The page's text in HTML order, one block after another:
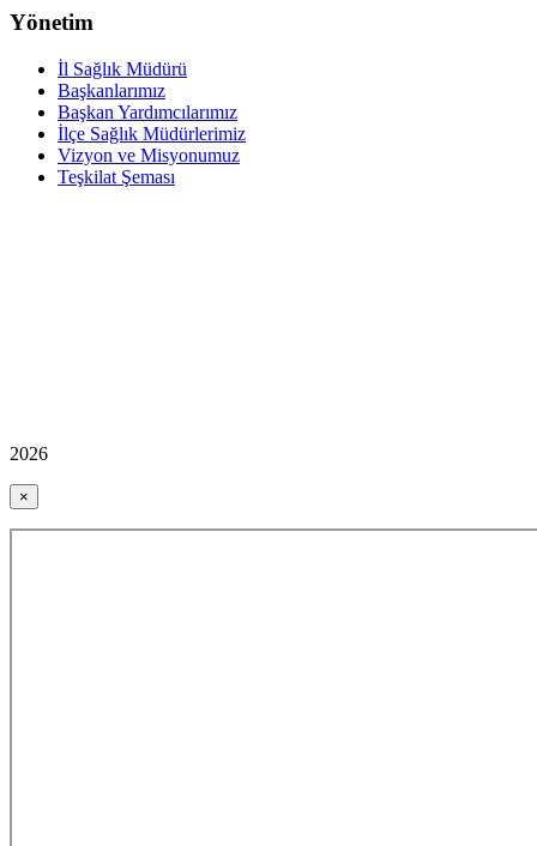
Yönetim
İl Sağlık Müdürü
Başkanlarımız
Başkan Yardımcılarımız
İlçe Sağlık Müdürlerimiz
Vizyon ve Misyonumuz
Teşkilat Şeması
2026
×